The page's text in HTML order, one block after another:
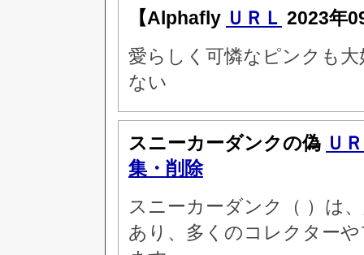
【Alphafly ＵＲＬ 2023年
愛らしく可憐なピンクも
ない
スニーカーダンクの偽 Ｕ
集・削除
スニーカーダンク（ ）は
あり、多くのコレクター